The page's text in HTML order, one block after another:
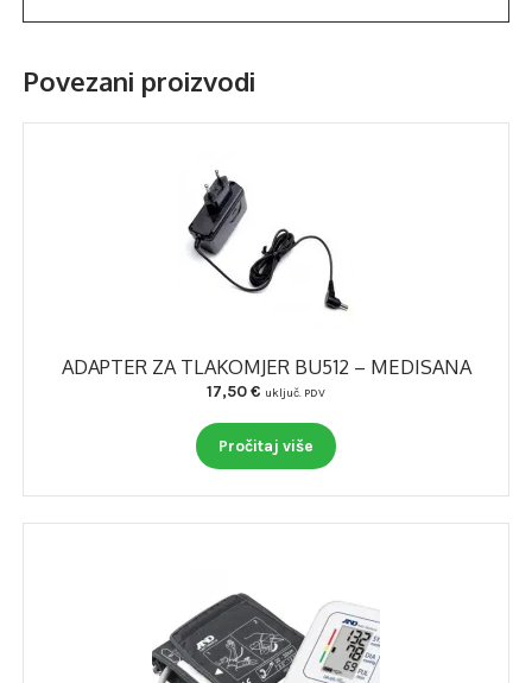
Povezani proizvodi
ADAPTER ZA TLAKOMJER BU512 – MEDISANA
17,50€ uključ. PDV
Pročitaj više